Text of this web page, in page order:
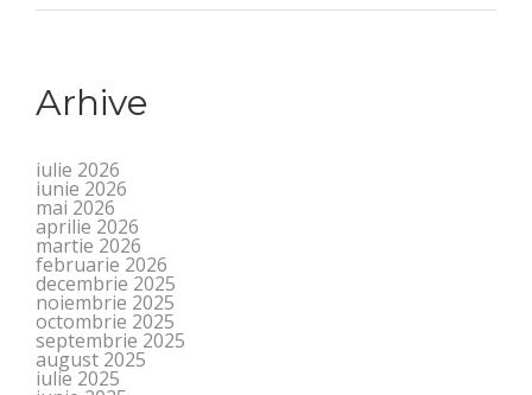
Arhive
iulie 2026
iunie 2026
mai 2026
aprilie 2026
martie 2026
februarie 2026
decembrie 2025
noiembrie 2025
octombrie 2025
septembrie 2025
august 2025
iulie 2025